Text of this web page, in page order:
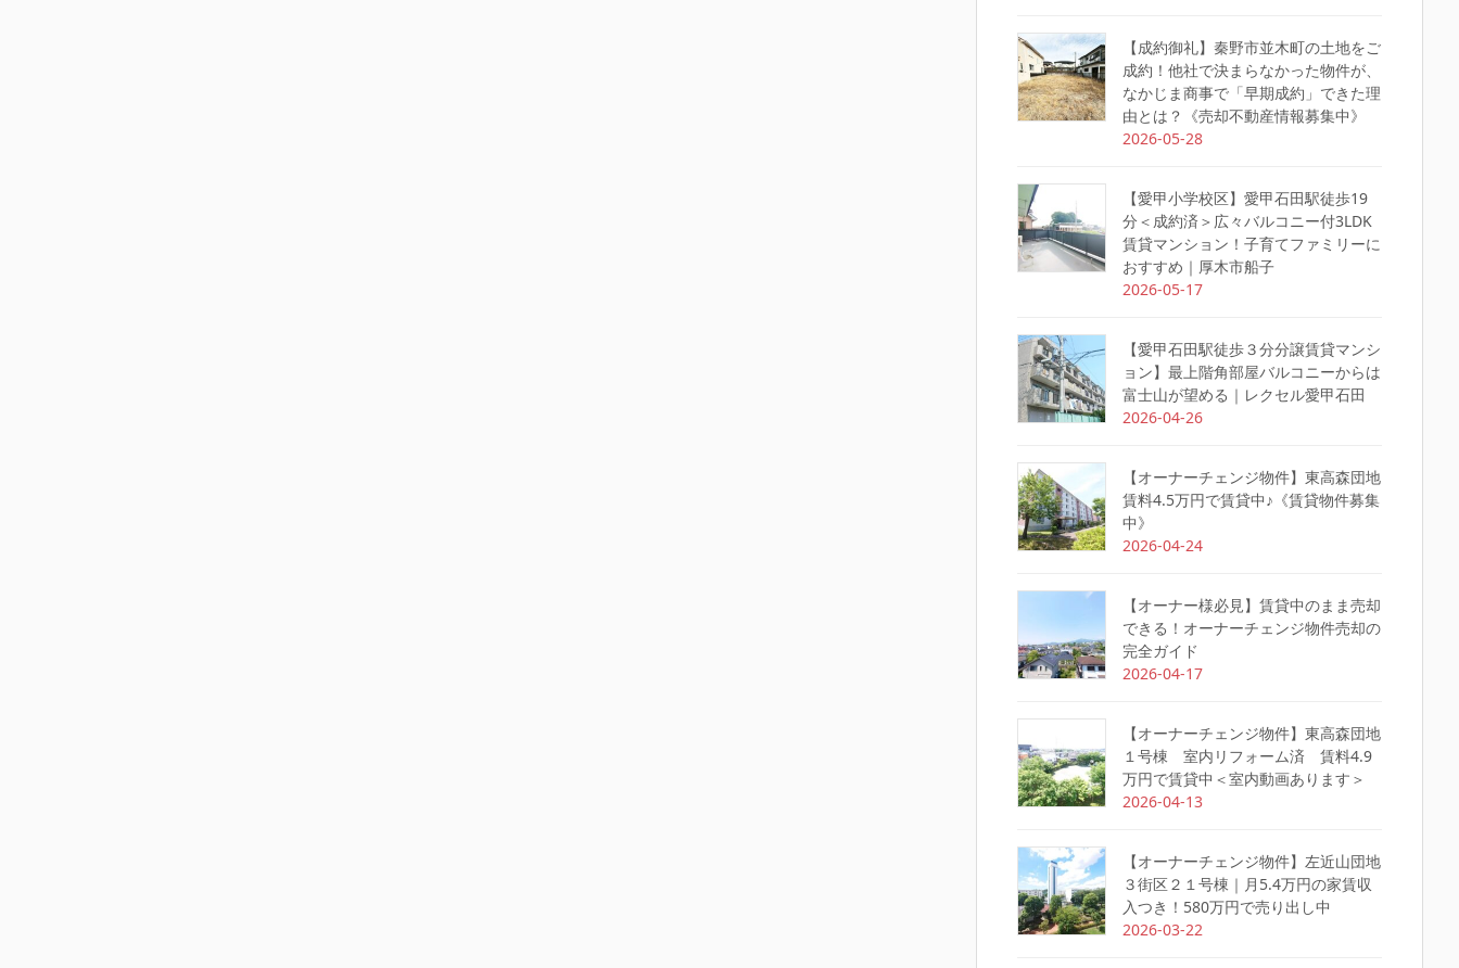
【成約御礼】秦野市並木町の土地をご
成約！他社で決まらなかった物件が、
なかじま商事で「早期成約」できた理
由とは？《売却不動産情報募集中》
2026-05-28
【愛甲小学校区】愛甲石田駅徒歩19
分＜成約済＞広々バルコニー付3LDK
賃貸マンション！子育てファミリーに
おすすめ｜厚木市船子
2026-05-17
【愛甲石田駅徒歩３分分譲賃貸マンシ
ョン】最上階角部屋バルコニーからは
富士山が望める｜レクセル愛甲石田
2026-04-26
【オーナーチェンジ物件】東高森団地
賃料4.5万円で賃貸中♪《賃貸物件募集
中》
2026-04-24
【オーナー様必見】賃貸中のまま売却
できる！オーナーチェンジ物件売却の
完全ガイド
2026-04-17
【オーナーチェンジ物件】東高森団地
１号棟 室内リフォーム済 賃料4.9
万円で賃貸中＜室内動画あります＞
2026-04-13
【オーナーチェンジ物件】左近山団地
３街区２１号棟｜月5.4万円の家賃収
入つき！580万円で売り出し中
2026-03-22